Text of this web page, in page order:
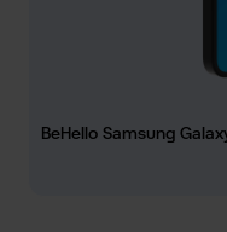
BeHello Samsung